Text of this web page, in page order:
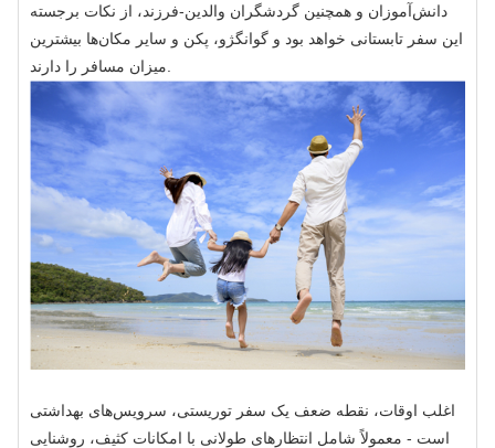
دانش‌آموزان و همچنین گردشگران والدین-فرزند، از نکات برجسته
این سفر تابستانی خواهد بود و گوانگژو، پکن و سایر مکان‌ها بیشترین
اغلب اوقات، نقطه ضعف یک سفر توریستی، سرویس‌های بهداشتی
است - معمولاً شامل انتظارهای طولانی با امکانات کثیف، روشنایی